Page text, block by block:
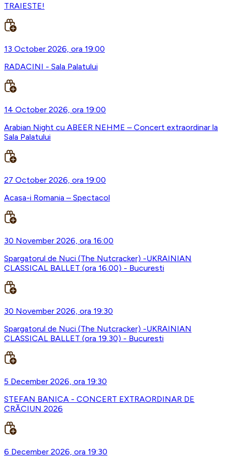
TRAIESTE!
13 October 2026, ora 19:00
RADACINI - Sala Palatului
14 October 2026, ora 19:00
Arabian Night cu ABEER NEHME – Concert extraordinar la
Sala Palatului
27 October 2026, ora 19:00
Acasa-i Romania – Spectacol
30 November 2026, ora 16:00
Spargatorul de Nuci (The Nutcracker) -UKRAINIAN
CLASSICAL BALLET (ora 16.00) - Bucuresti
30 November 2026, ora 19:30
Spargatorul de Nuci (The Nutcracker) -UKRAINIAN
CLASSICAL BALLET (ora 19.30) - Bucuresti
5 December 2026, ora 19:30
STEFAN BANICA - CONCERT EXTRAORDINAR DE
CRĂCIUN 2026
6 December 2026, ora 19:30